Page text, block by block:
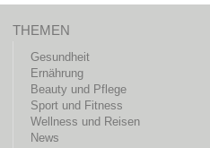
THEMEN
Gesundheit
Ernährung
Beauty und Pflege
Sport und Fitness
Wellness und Reisen
News